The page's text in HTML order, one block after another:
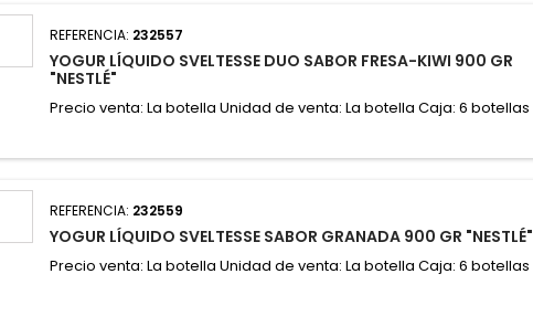
REFERENCIA: 232557
YOGUR LÍQUIDO SVELTESSE DUO SABOR FRESA-KIWI 900 GR
"NESTLÉ"
Precio venta: La botella Unidad de venta: La botella Caja: 6 botellas
REFERENCIA: 232559
YOGUR LÍQUIDO SVELTESSE SABOR GRANADA 900 GR "NESTLÉ"
Precio venta: La botella Unidad de venta: La botella Caja: 6 botellas